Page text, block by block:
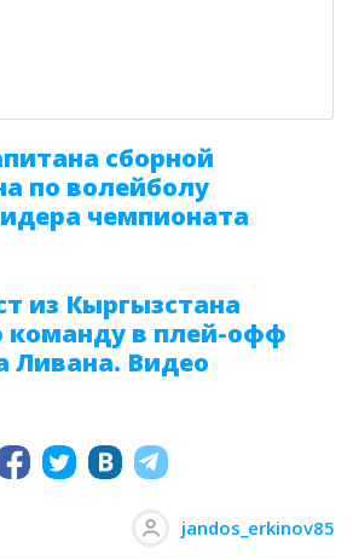
сборной
по волейболу
чемпионата
из Кыргызстана
команду в плей-офф
Ливана. Видео
jandos_erkinov85